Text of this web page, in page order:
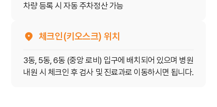
차량 등록 시 자동 주차정산 가능
체크인(키오스크) 위치
3동, 5동, 6동 (중앙 로비) 입구에 배치되어 있으며 병원
내원 시 체크인 후 검사 및 진료과로 이동하시면 됩니다.